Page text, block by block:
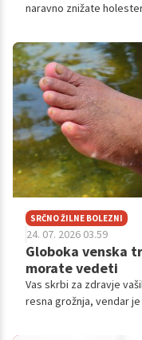
naravno znižate
SRČNO ŽILNE BOLEZNI
24. 07. 2026 03.59
Globoka venska
morate vedeti
Vas skrbi za zdravje
resna grožnja, vendar